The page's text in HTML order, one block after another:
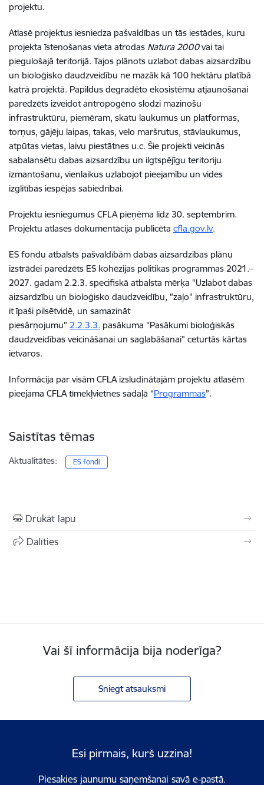
projektu.
Atlasē projektus iesniedza pašvaldības un tās iestādes, kuru
projekta īstenošanas vieta atrodas Natura 2000vai tai
piegulošajā teritorijā. Tajos plānots uzlabot dabas aizsardzību
un bioloģisko daudzveidību ne mazāk kā 100 hektāru platībā
katrā projektā. Papildus degradēto ekosistēmu atjaunošanai
paredzēts izveidot antropogēno slodzi mazinošu
infrastruktūru, piemēram, skatu laukumus un platformas,
torņus, gājēju laipas, takas, velo maršrutus, stāvlaukumus,
atpūtas vietas, laivu piestātnes u.c. Šie projekti veicinās
sabalansētu dabas aizsardzību un ilgtspējīgu teritoriju
izmantošanu, vienlaikus uzlabojot pieejamību un vides
izglītības iespējas sabiedrībai.
Projektu iesniegumus CFLA pieņēma līdz 30. septembrim.
Projektu atlases dokumentācija publicēta cfla.gov.lv.
ES fondu atbalsts pašvaldībām dabas aizsardzības plānu
izstrādei paredzēts ES kohēzijas politikas programmas 2021.–
2027. gadam 2.2.3. specifiskā atbalsta mērķa "Uzlabot dabas
aizsardzību un bioloģisko daudzveidību, "zaļo" infrastruktūru,
it īpaši pilsētvidē, un samazināt
piesārņojumu" 2.2.3.3. pasākuma "Pasākumi bioloģiskās
daudzveidības veicināšanai un saglabāšanai" ceturtās kārtas
ietvaros.
Informācija par visām CFLA izsludinātajām projektu atlasēm
pieejama CFLA tīmekļvietnes sadaļā “Programmas”.
Saistītas tēmas
Aktualitātes: ES fondi
Drukāt lapu
Dalīties
Vai šī informācija bija noderīga?
Sniegt atsauksmi
Esi pirmais, kurš uzzina!
Piesakies jaunumu saņemšanai savā e-pastā.